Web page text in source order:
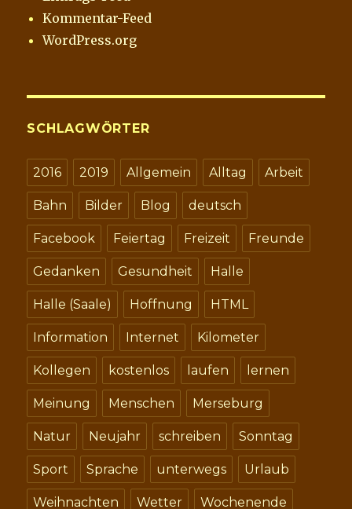
Kommentar-Feed
WordPress.org
SCHLAGWÖRTER
2016 2019 Allgemein Alltag Arbeit
Bahn Bilder Blog deutsch
Facebook Feiertag Freizeit Freunde
Gedanken Gesundheit Halle
Halle (Saale) Hoffnung HTML
Information Internet Kilometer
Kollegen kostenlos laufen lernen
Meinung Menschen Merseburg
Natur Neujahr schreiben Sonntag
Sport Sprache unterwegs Urlaub
Weihnachten Wetter Wochenende